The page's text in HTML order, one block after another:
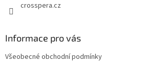
crosspera.cz
Informace pro vás
Všeobecné obchodní podmínky